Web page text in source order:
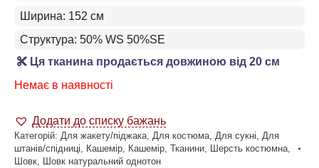
Ширина: 152 см
Структура: 50% WS 50%SE
Ця тканина продається довжиною від 20 см
Немає в наявності
Додати до списку бажань
Категорій: Для жакету/піджака Для костюма Для сукні
Для
штанів/спідниці
Кашемір Кашемір Тканини Шерсть костюмна
Шовк Шовк натуральний однотон